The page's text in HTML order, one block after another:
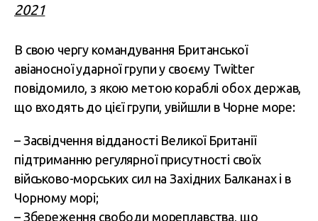
2021
В свою чергу командування Британської
авіаносної ударної групи у своєму Twitter
повідомило, з якою метою кораблі обох держав,
що входять до цієї групи, увійшли в Чорне море:
– Засвідчення відданості Великої Британії
підтриманню регулярної присутності своїх
військово-морських сил на Західних Балканах і в
Чорному морі;
– Збереження свободи мореплавства, що